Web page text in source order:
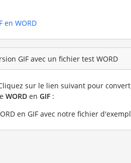
en WORD
GIF avec un fichier test WORD
sur le lien suivant pour
WORD en GIF :
en GIF avec notre fichier